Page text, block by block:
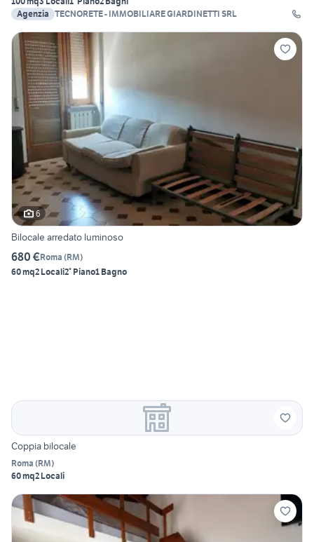
Agenzia TECNORETE - IMMOBILIARE GIARDINETTI SRL
6
Bilocale arredato luminoso
680 €Roma (RM)
60 mq2 Locali2° Piano1 Bagno
Coppia bilocale
Roma (RM)
60 mq2 Locali